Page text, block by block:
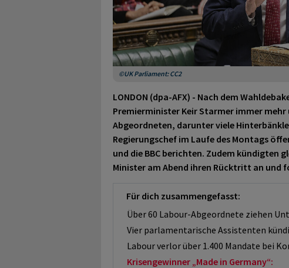
©UK Parliament: CC2
LONDON (dpa-AFX) - Nach dem
Premierminister Keir Starmer immer mehr
Abgeordneten, darunter viele
Regierungschef im Laufe des Montags
und die BBC berichten. Zudem kündigten
Minister am Abend ihren Rücktritt an und
Für dich zusammengefasst:
Über 60 Labour-Abgeordnete ziehen
Vier parlamentarische Assistenten
Labour verlor über 1.400 Mandate bei
Krisengewinner „Made in Germany“: